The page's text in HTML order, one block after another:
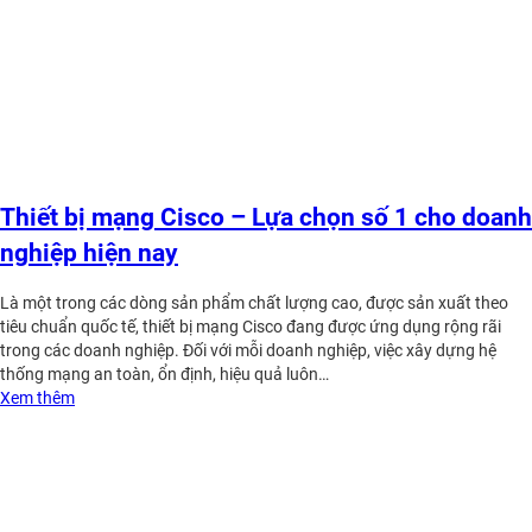
Thiết bị mạng Cisco – Lựa chọn số 1 cho doanh
nghiệp hiện nay
Là một trong các dòng sản phẩm chất lượng cao, được sản xuất theo
tiêu chuẩn quốc tế, thiết bị mạng Cisco đang được ứng dụng rộng rãi
trong các doanh nghiệp. Đối với mỗi doanh nghiệp, việc xây dựng hệ
thống mạng an toàn, ổn định, hiệu quả luôn…
Xem thêm